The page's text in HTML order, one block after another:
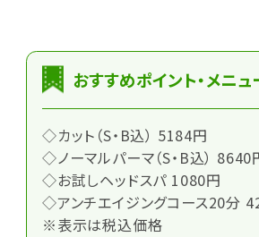
おすすめポイント・メニュ
◇カット（S・B込） 5184円
◇ノーマルパーマ（S・B込） 8640
◇お試しヘッドスパ 1080円
◇アンチエイジングコース20分
※表示は税込価格